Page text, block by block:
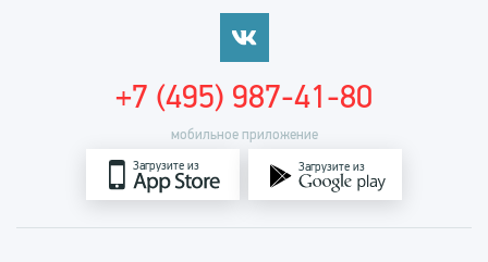
мобильное приложение
Загрузите из Загрузите из
+7 (495) 987-41-80